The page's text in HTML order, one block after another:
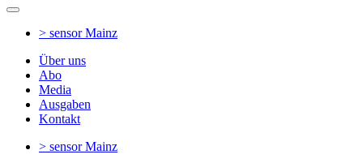
> sensorMainz
Über uns
Abo
Media
Ausgaben
Kontakt
> sensorMainz